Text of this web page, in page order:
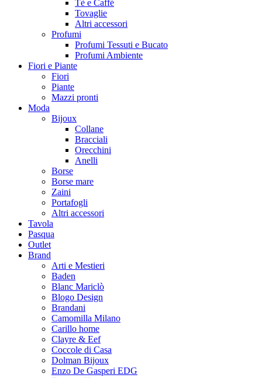
Tè e Caffé
Tovaglie
Altri accessori
Profumi
Profumi Tessuti e Bucato
Profumi Ambiente
Fiori e Piante
Fiori
Piante
Mazzi pronti
Moda
Bijoux
Collane
Bracciali
Orecchini
Anelli
Borse
Borse mare
Zaini
Portafogli
Altri accessori
Tavola
Pasqua
Outlet
Brand
Arti e Mestieri
Baden
Blanc Mariclò
Blogo Design
Brandani
Camomilla Milano
Carillo home
Clayre & Eef
Coccole di Casa
Dolman Bijoux
Enzo De Gasperi EDG